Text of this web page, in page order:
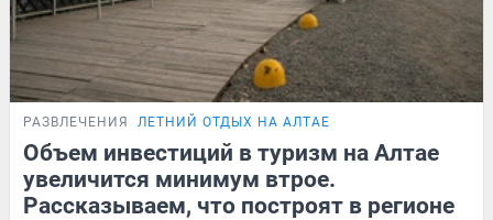
РАЗВЛЕЧЕНИЯ ЛЕТНИЙ ОТДЫХ НА АЛТАЕ
Объем инвестиций в туризм на Алтае
увеличится минимум втрое.
Рассказываем, что построят в регионе